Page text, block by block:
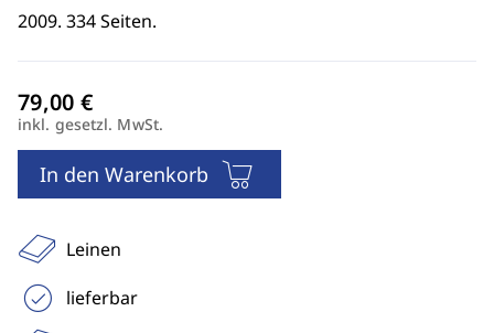
2009. 334 Seiten.
inkl. gesetzl. MwSt.
In den Warenkorb
Leinen
lieferbar